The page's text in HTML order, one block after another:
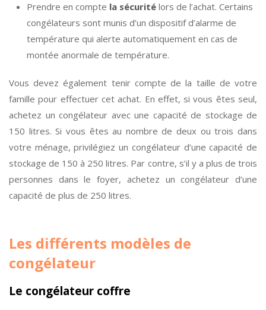
Prendre en compte la sécurité lors de l’achat. Certains
congélateurs sont munis d’un dispositif d’alarme de
température qui alerte automatiquement en cas de
montée anormale de température.
Vous devez également tenir compte de la taille de votre
famille pour effectuer cet achat. En effet, si vous êtes seul,
achetez un congélateur avec une capacité de stockage de
150 litres. Si vous êtes au nombre de deux ou trois dans
votre ménage, privilégiez un congélateur d’une capacité de
stockage de 150 à 250 litres. Par contre, s’il y a plus de trois
personnes dans le foyer, achetez un congélateur d’une
capacité de plus de 250 litres.
Les différents modèles de
congélateur
Le congélateur coffre